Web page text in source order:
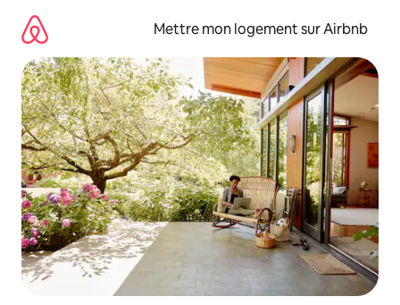
directement
contenu
Mettre mon logement sur Airbnb